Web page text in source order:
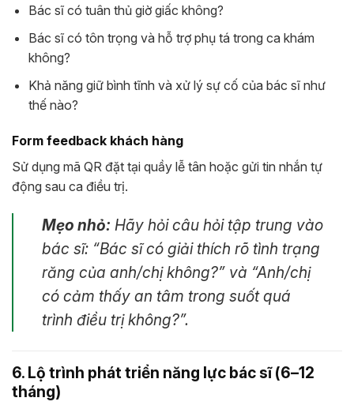
Bác sĩ có tuân thủ giờ giấc không?
Bác sĩ có tôn trọng và hỗ trợ phụ tá trong ca khám
không?
Khả năng giữ bình tĩnh và xử lý sự cố của bác sĩ như
thế nào?
Form feedback khách hàng
Sử dụng mã QR đặt tại quầy lễ tân hoặc gửi tin nhắn tự
động sau ca điều trị.
Mẹo nhỏ: Hãy hỏi câu hỏi tập trung vào
bác sĩ: “Bác sĩ có giải thích rõ tình trạng
răng của anh/chị không?” và “Anh/chị
có cảm thấy an tâm trong suốt quá
trình điều trị không?”.
6. Lộ trình phát triển năng lực bác sĩ (6–12
tháng)